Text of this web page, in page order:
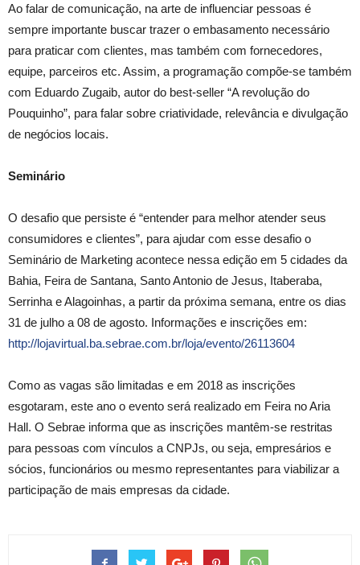
Ao falar de comunicação, na arte de influenciar pessoas é
sempre importante buscar trazer o embasamento necessário
para praticar com clientes, mas também com fornecedores,
equipe, parceiros etc. Assim, a programação compõe-se também
com Eduardo Zugaib, autor do best-seller “A revolução do
Pouquinho”, para falar sobre criatividade, relevância e divulgação
de negócios locais.
Seminário
O desafio que persiste é “entender para melhor atender seus
consumidores e clientes”, para ajudar com esse desafio o
Seminário de Marketing acontece nessa edição em 5 cidades da
Bahia, Feira de Santana, Santo Antonio de Jesus, Itaberaba,
Serrinha e Alagoinhas, a partir da próxima semana, entre os dias
31 de julho a 08 de agosto. Informações e inscrições em:
http://lojavirtual.ba.sebrae.com.br/loja/evento/26113604
Como as vagas são limitadas e em 2018 as inscrições
esgotaram, este ano o evento será realizado em Feira no Aria
Hall. O Sebrae informa que as inscrições mantêm-se restritas
para pessoas com vínculos a CNPJs, ou seja, empresários e
sócios, funcionários ou mesmo representantes para viabilizar a
participação de mais empresas da cidade.